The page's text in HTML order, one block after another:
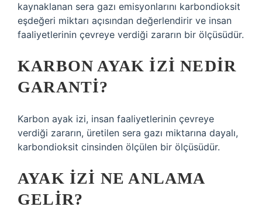
kaynaklanan sera gazı emisyonlarını karbondioksit
eşdeğeri miktarı açısından değerlendirir ve insan
faaliyetlerinin çevreye verdiği zararın bir ölçüsüdür.
KARBON AYAK IZI NEDIR
GARANTI?
Karbon ayak izi, insan faaliyetlerinin çevreye
verdiği zararın, üretilen sera gazı miktarına dayalı,
karbondioksit cinsinden ölçülen bir ölçüsüdür.
AYAK IZI NE ANLAMA
GELIR?